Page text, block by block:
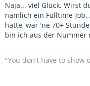
Naja... viel Glück. Wirst
nämlich ein Fulltime-
hatte, war 'ne 70+
bin ich aus der Nummer
"You don't have to show